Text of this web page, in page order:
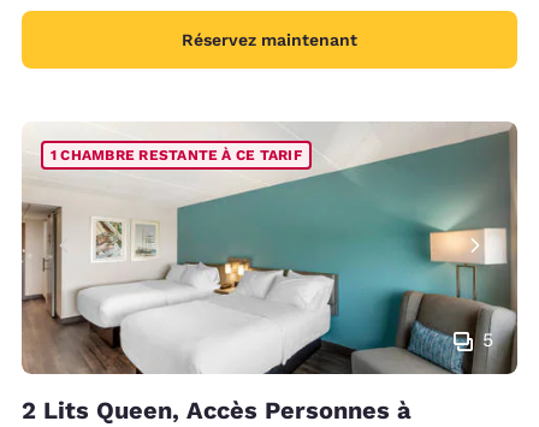
Réservez maintenant
5
1 CHAMBRE RESTANTE À CE TARIF
2 Lits Queen, Accès Personnes à